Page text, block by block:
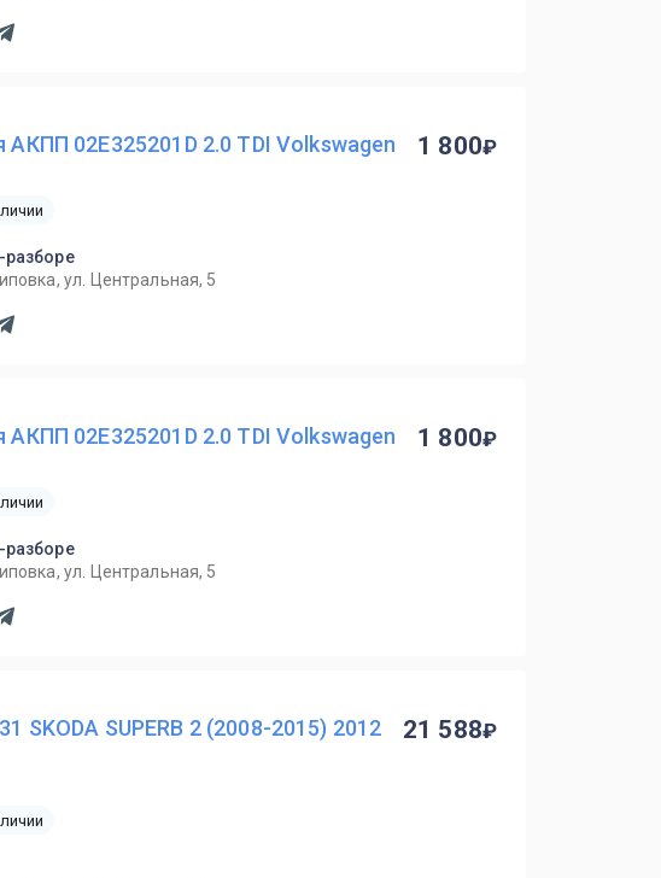
02E325201D 2.0 TDI Volkswagen
ул. Центральная, 5
1 800
02E325201D 2.0 TDI Volkswagen
ул. Центральная, 5
1 800
SKODA SUPERB 2 (2008-2015) 2012
21 588